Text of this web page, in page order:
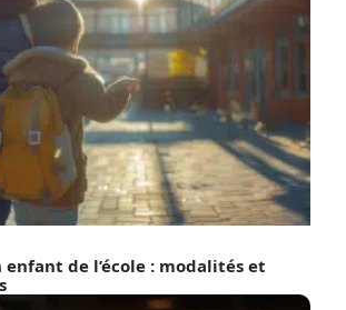
enfant de l’école : modalités et